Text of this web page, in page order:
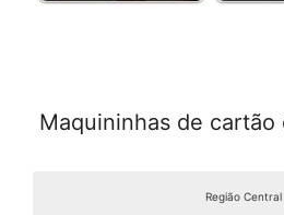
Maquininhas de cartão
Região Central